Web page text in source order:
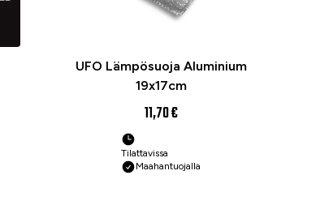
UFO Lämpösuoja Aluminium
19x17cm
11,70 €
Tilattavissa
Maahantuojalla